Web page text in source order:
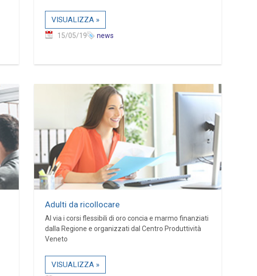
VISUALIZZA »
15/05/19 news
Adulti da ricollocare
Al via i corsi flessibili di oro concia e marmo finanziati
dalla Regione e organizzati dal Centro Produttività
Veneto
VISUALIZZA »